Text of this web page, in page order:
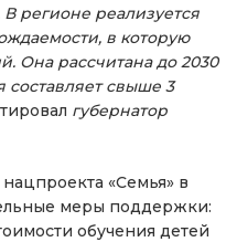
регионе реализуется
в которую
Она рассчитана до 2030
свыше 3
губернатор
«Семья» в
меры поддержки:
обучения детей